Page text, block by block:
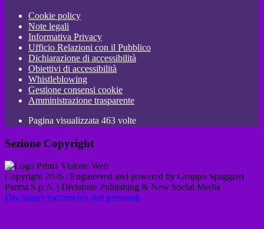
Cookie policy
Note legali
Informativa Privacy
Ufficio Relazioni con il Pubblico
Dichiarazione di accessibilità
Obiettivi di accessibilità
Whistleblowing
Gestione consensi cookie
Amministrazione trasparente
Pagina visualizzata 463 volte
Sezione Copyright
Copyright 2026 | Engineered and powered by Gruppo Spaggiari
Parma S.p.A. | Divisione Publishing & New Social Media
Disclaimer trattamento dati personali